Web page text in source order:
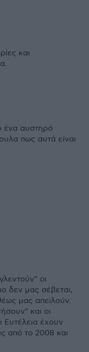
και
ένα αυστηρό
πως αυτά είναι
οι
δεν μας σέβεται,
μας απειλούν.
και οι
Ευτέλεια έχουν
από το 2008 και